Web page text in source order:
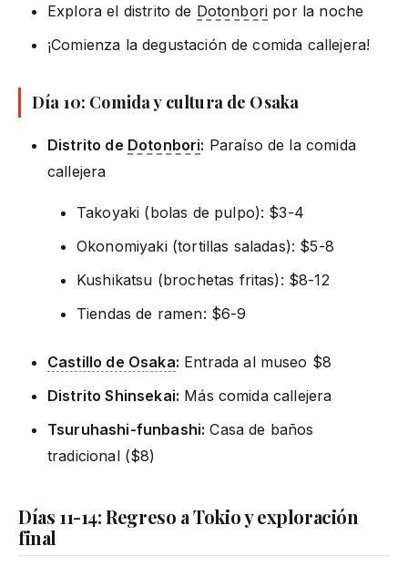
Explora el distrito de Dotonbori por la noche
¡Comienza la degustación de comida callejera!
Día 10: Comida y cultura de Osaka
Distrito de Dotonbori: Paraíso de la comida
callejera
Takoyaki (bolas de pulpo): $3-4
Okonomiyaki (tortillas saladas): $5-8
Kushikatsu (brochetas fritas): $8-12
Tiendas de ramen: $6-9
Castillo de Osaka: Entrada al museo $8
Distrito Shinsekai: Más comida callejera
Tsuruhashi-funbashi: Casa de baños
tradicional ($8)
Días 11-14: Regreso a Tokio y exploración
final